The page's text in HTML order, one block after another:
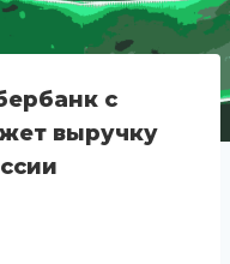
с
выручку